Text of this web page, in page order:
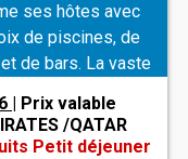
ses hôtes avec
de piscines, de
de bars. La vaste
tous les souhaits.
un artiste local
| Prix valable
/QATAR
Petit déjeuner